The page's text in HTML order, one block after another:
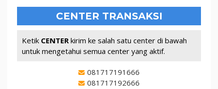
CENTER TRANSAKSI
Ketik CENTER kirim ke salah satu center di bawah
untuk mengetahui semua center yang aktif.
081717191666
081717192666